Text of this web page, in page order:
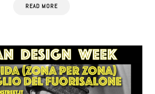
READ MORE